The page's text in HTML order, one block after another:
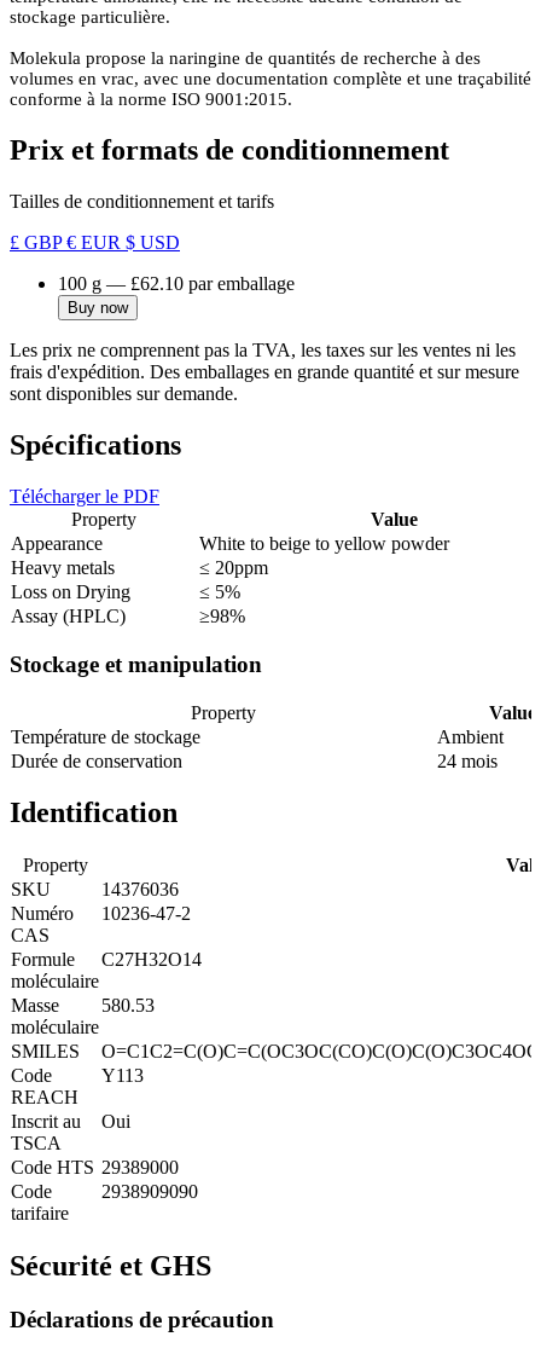
stockage particulière.
Molekula propose la naringine de quantités de recherche à des
volumes en vrac, avec une documentation complète et une traçabilité
conforme à la norme ISO 9001:2015.
Prix et formats de conditionnement
Tailles de conditionnement et tarifs
£ GBP€ EUR $ USD
100 g — £62.10 par emballage
Buy now
Les prix ne comprennent pas la TVA, les taxes sur les ventes ni les
frais d'expédition. Des emballages en grande quantité et sur mesure
sont disponibles sur demande.
Spécifications
Télécharger le PDF
Property
Value
Appearance
White to beige to yellow powder
Heavy metals
≤ 20ppm
Loss on Drying
≤ 5%
Assay (HPLC)
≥98%
Stockage et manipulation
Property
Value
Température de stockage
Ambient
Durée de conservation
24 mois
Identification
Property
SKU
14376036
Numéro
CAS
10236-47-2
Formule
moléculaire
C27H32O14
Masse
moléculaire
580.53
SMILES
Code
REACH
Y113
Inscrit au
TSCA
Oui
Code HTS 29389000
Code
tarifaire
2938909090
Sécurité et GHS
Déclarations de précaution